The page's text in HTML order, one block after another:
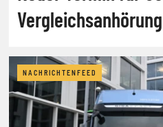
NACHRICHTENFEED